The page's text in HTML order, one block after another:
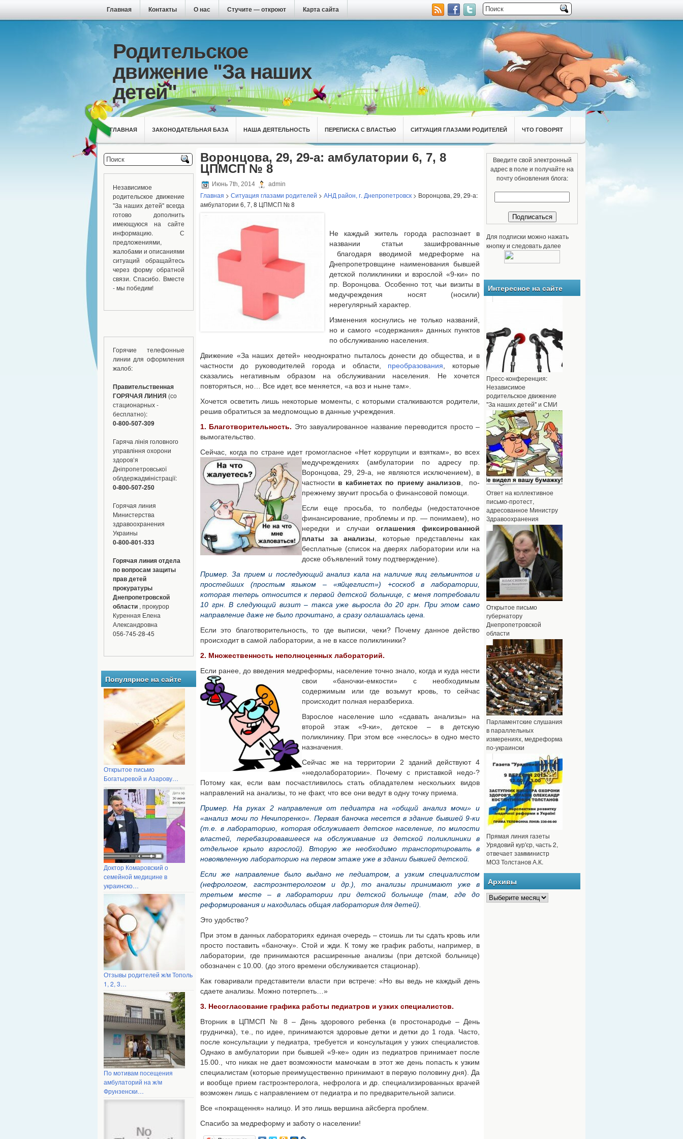
Главная Контакты О нас Стучите — откроют Карта сайта
Родительское
движение "За наших
детей"
ГЛАВНАЯ ЗАКОНОДАТЕЛЬНАЯ БАЗА НАША ДЕЯТЕЛЬНОСТЬ ПЕРЕПИСКА С ВЛАСТЬЮ СИТУАЦИЯ ГЛАЗАМИ РОДИТЕЛЕЙ ЧТО ГОВОРЯТ
Независимое
родительское движение
"За наших детей" всегда
готово дополнить
имеющуюся на сайте
информацию. С
предложениями,
жалобами и описаниями
ситуаций обращайтесь
через форму обратной
связи. Спасибо. Вместе
- мы победим!
Горячие телефонные
линии для оформления
жалоб:
Правительственная
ГОРЯЧАЯ ЛИНИЯ (со
стационарных -
бесплатно):
0-800-507-309
Гаряча лінія головного
управління охорони
здоров’я
Дніпропетровської
облдержадміністрації:
0-800-507-250
Горячая линия
Министерства
здравоохранения
Украины
0-800-801-333
Горячая линия отдела
по вопросам защиты
прав детей
прокуратуры
Днепропетровской
области, прокурор
Куренная Елена
Александровна
056-745-28-45
Популярное на сайте
Открытое письмо
Богатыревой и Азарову…
Доктор Комаровский о
семейной медицине в
украинско…
Отзывы родителей ж/м Тополь
1, 2, 3…
По мотивам посещения
амбулаторий на ж/м
Фрунзенски…
Воронцова, 29, 29-а: амбулатории 6, 7, 8
ЦПМСП № 8
Июнь 7th, 2014 admin
Главная > Ситуация глазами родителей > АНД район, г. Днепропетровск > Воронцова, 29, 29-а:
амбулатории 6, 7, 8 ЦПМСП № 8
Не каждый житель города распознает в
названии статьи зашифрованные
благодаря вводимой медреформе на
Днепропетровщине наименования бывшей
детской поликлиники и взрослой «9-ки» по
пр. Воронцова. Особенно тот, чьи визиты в
медучреждения носят (носили)
нерегулярный характер.
Изменения коснулись не только названий,
но и самого «содержания» данных пунктов
по обслуживанию населения.
Движение «За наших детей» неоднократно пыталось донести до общества, и в
частности до руководителей города и области, преобразования , которые
сказались негативным образом на обслуживании населения. Не хочется
повторяться, но… Все идет, все меняется, «а воз и ныне там».
Хочется осветить лишь некоторые моменты, с которыми сталкиваются родители,
решив обратиться за медпомощью в данные учреждения.
1. Благотворительность. Это завуалированное название переводится просто –
вымогательство.
Сейчас, когда по стране идет громогласное «Нет коррупции и взяткам», во всех
медучреждениях (амбулатории по адресу пр.
Воронцова, 29, 29-а, не являются исключением), в
частности в кабинетах по приему анализов
по-
прежнему звучит просьба о финансовой помощи.
Если еще просьба, то полбеды (недостаточное
финансирование, проблемы и пр. — понимаем), но
нередки и случаи оглашения фиксированной
платы за анализы , которые представлены как
бесплатные (список на дверях лаборатории или на
доске объявлений тому подтверждение).
Пример. За прием и последующий анализ кала на наличие яиц гельминтов и
простейших (простым языком – «яйцеглист») +соскоб в лаборатории,
которая теперь относится к первой детской больнице, с меня потребовали
10 грн. В следующий визит – такса уже выросла до 20 грн. При этом само
направление даже не было прочитано, а сразу оглашалась цена.
Если это благотворительность, то где выписки, чеки? Почему данное действо
происходит в самой лаборатории, а не в кассе поликлиники?
2. Множественность неполноценных лабораторий.
Если ранее, до введения медреформы, население точно знало, когда и куда нести
свои «баночки-емкости» с необходимым
содержимым или где возьмут кровь, то сейчас
происходит полная неразбериха.
Взрослое население шло «сдавать анализы» на
второй этаж «9-ки», детское – в детскую
поликлинику. При этом все «неслось» в одно место
назначения.
Сейчас же на территории 2 зданий действуют 4
«недолаборатории». Почему с приставкой недо-?
Потому как, если вам посчастливилось стать обладателем нескольких видов
направлений на анализы, то не факт, что все они ведут в одну точку приема.
Пример. На руках 2 направления от педиатра на «общий анализ мочи» и
«анализ мочи по Нечипоренко». Первая баночка несется в здание бывшей 9-ки
(т.е. в лабораторию, которая обслуживает детское население, по милости
властей, перебазировавшееся на обслуживание из детской поликлиники в
отдельное крыло взрослой). Вторую же необходимо транспортировать в
новоявленную лабораторию на первом этаже уже в здании бывшей детской.
Если же направление было выдано не педиатром, а узким специалистом
(нефрологом, гастроэнтерологом и др.), то анализы принимают уже в
третьем месте – в лаборатории при детской больнице (там, где до
реформирования и находилась общая лаборатория для детей).
Это удобство?
При этом в данных лабораториях единая очередь – стоишь ли ты сдать кровь или
просто поставить «баночку». Стой и жди. К тому же график работы, например, в
лаборатории, где принимаются расширенные анализы (при детской больнице)
обозначен с 10.00. (до этого времени обслуживается стационар).
Как говаривали представители власти при встрече: «Но вы ведь не каждый день
сдаете анализы. Можно потерпеть…»
3. Несогласование графика работы педиатров и узких специалистов.
Вторник в ЦПМСП № 8 – День здорового ребенка (в простонародье – День
грудничка), т.е., по идее, принимаются здоровые детки и детки до 1 года. Часто,
после консультации у педиатра, требуется и консультация у узких специалистов.
Однако в амбулатории при бывшей «9-ке» один из педиатров принимает после
15.00., что никак не дает возможности мамочкам в этот же день попасть к узким
специалистам (которые преимущественно принимают в первую половину дня). Да
и вообще прием гастроэнтеролога, нефролога и др. специализированных врачей
возможен лишь с направлением от педиатра и по предварительной записи.
Все «покращення» налицо. И это лишь вершина айсберга проблем.
Спасибо за медреформу и заботу о населении!
Введите свой электронный
адрес в поле и получайте на
почту обновления блога:
Для подписки можно нажать
кнопку и следовать далее
Интересное на сайте
Пресс-конференция:
Независимое
родительское движение
"За наших детей" и СМИ
Ответ на коллективное
письмо-протест,
адресованное Министру
Здравоохранения
Открытое письмо
губернатору
Днепропетровской
области
Парламентские слушания
в параллельных
измерениях, медреформа
по-украински
Прямая линия газеты
Урядовий кур'єр, часть 2,
отвечает замминистр
МОЗ Толстанов А.К.
Архивы